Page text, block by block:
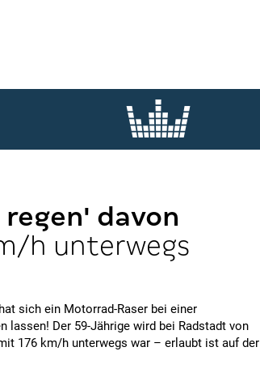
davon
h unterwegs
sich ein Motorrad-Raser bei einer
lassen! Der 59-Jährige wird bei Radstadt von
176 km/h unterwegs war – erlaubt ist auf der